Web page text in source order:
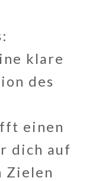
:
klare
des
einen
dich auf
Zielen